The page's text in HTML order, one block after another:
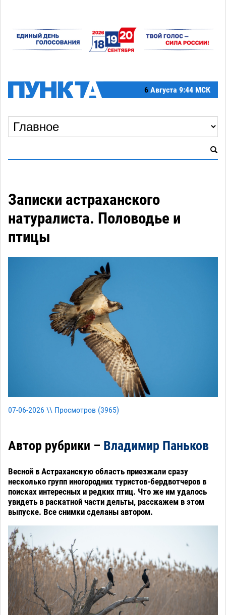
6 Августа 9:44 МСК
Записки астраханского
натуралиста. Половодье и
птицы
07-06-2026 \\ Просмотров (3965)
Автор рубрики – Владимир Паньков
Весной в Астраханскую область приезжали сразу
несколько групп иногородних туристов-бердвотчеров в
поисках интересных и редких птиц. Что же им удалось
увидеть в раскатной части дельты, расскажем в этом
выпуске. Все снимки сделаны автором.